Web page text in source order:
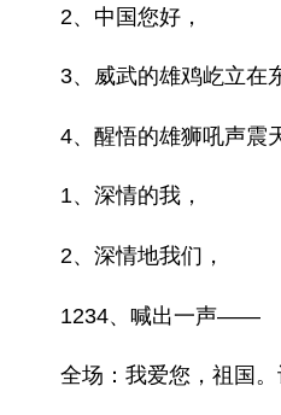
2、中国您好，
3、威武的雄鸡屹立在
4、醒悟的雄狮吼声震
1、深情的我，
2、深情地我们，
1234、喊出一声——
全场：我爱您，祖国。